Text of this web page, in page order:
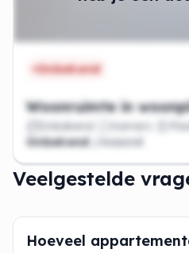
Onbekend
Woonruimte in
Onbekend Kamers
Onbekend
/maand
Veelgestelde
Hoeveel